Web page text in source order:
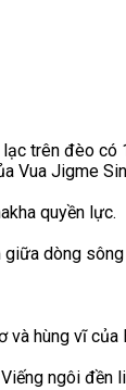
trên đèo
Vua Jigme
quyền lực.
dòng
hùng vĩ của
ngôi đền